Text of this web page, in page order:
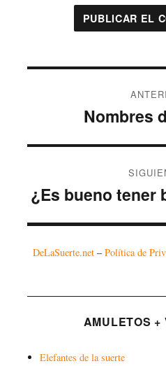
Nombres
Entrada
¿Es bueno tener
DeLaSuerte.net–Política de
AMULETOS +
Elefantes de la suerte